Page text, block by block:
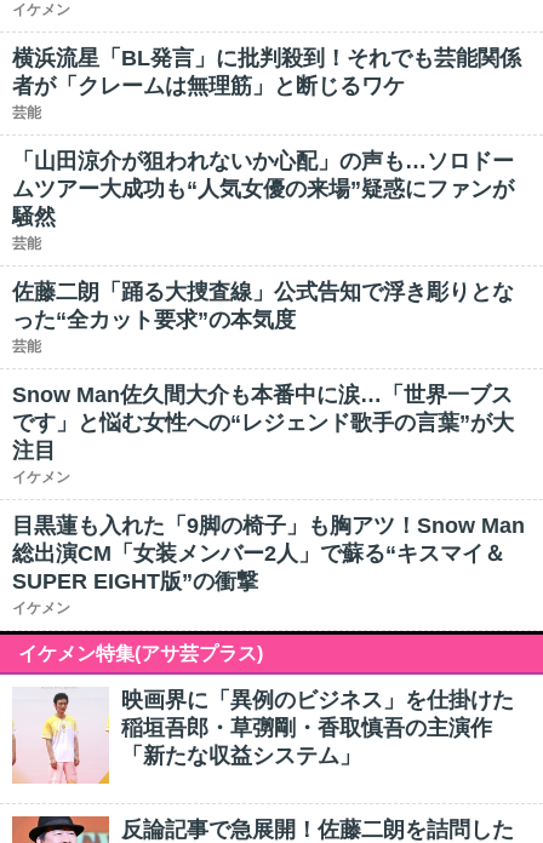
イケメン
横浜流星「BL発言」に批判殺到！それでも芸能関係
者が「クレームは無理筋」と断じるワケ
芸能
「山田涼介が狙われないか心配」の声も…ソロドー
ムツアー大成功も“人気女優の来場”疑惑にファンが
騒然
芸能
佐藤二朗「踊る大捜査線」公式告知で浮き彫りとな
った“全カット要求”の本気度
芸能
Snow Man佐久間大介も本番中に涙…「世界一ブス
です」と悩む女性への“レジェンド歌手の言葉”が大
注目
イケメン
目黒蓮も入れた「9脚の椅子」も胸アツ！Snow Man
総出演CM「女装メンバー2人」で蘇る“キスマイ＆
SUPER EIGHT版”の衝撃
イケメン
イケメン特集(アサ芸プラス)
映画界に「異例のビジネス」を仕掛けた
稲垣吾郎・草彅剛・香取慎吾の主演作
「新たな収益システム」
反論記事で急展開！佐藤二朗を詰問した